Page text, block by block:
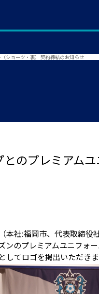
ショーツ・裏） 契約締結のお知らせ
とのプレミアム
本社:福岡市、代表取締
ンのプレミアムユニフォ
てロゴを掲出いただきま